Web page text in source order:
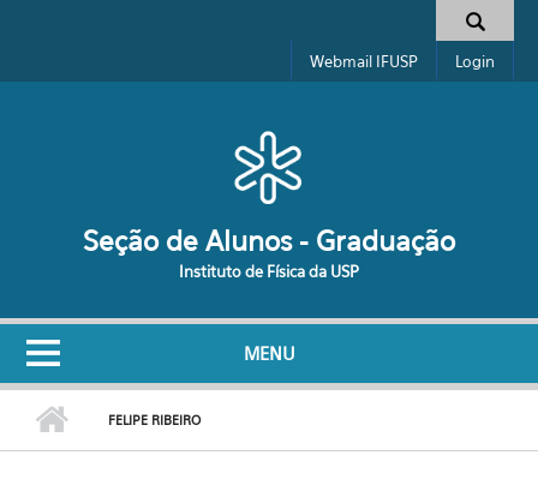
Formulário de busca
Webmail IFUSP Login
Seção de Alunos - Graduação
Instituto de Física da USP
MENU
FELIPE RIBEIRO